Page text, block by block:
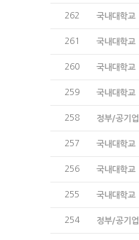
262 국내대학교
261 국내대학교
260 국내대학교
259 국내대학교
258 정부/공기업
257 국내대학교
256 국내대학교
255 국내대학교
254 정부/공기업